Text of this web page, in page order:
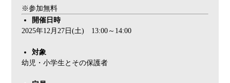
※参加無料
開催日時
2025年12月27日(土) 13:00～14:00
対象
幼児・小学生とその保護者